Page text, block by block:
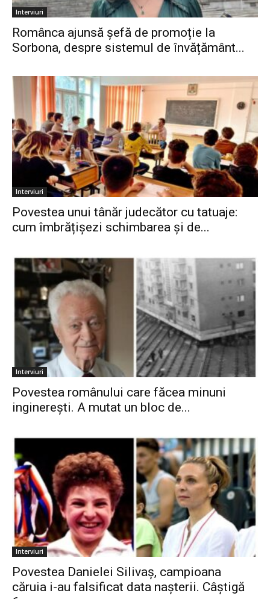
Interviuri
Românca ajunsă șefă de promoție la
Sorbona, despre sistemul de învățământ...
Interviuri
Povestea unui tânăr judecător cu tatuaje:
cum îmbrățișezi schimbarea și de...
Interviuri
Povestea românului care făcea minuni
inginerești. A mutat un bloc de...
Interviuri
Povestea Danielei Silivaș, campioana
căruia i-au falsificat data nașterii. Câștigă